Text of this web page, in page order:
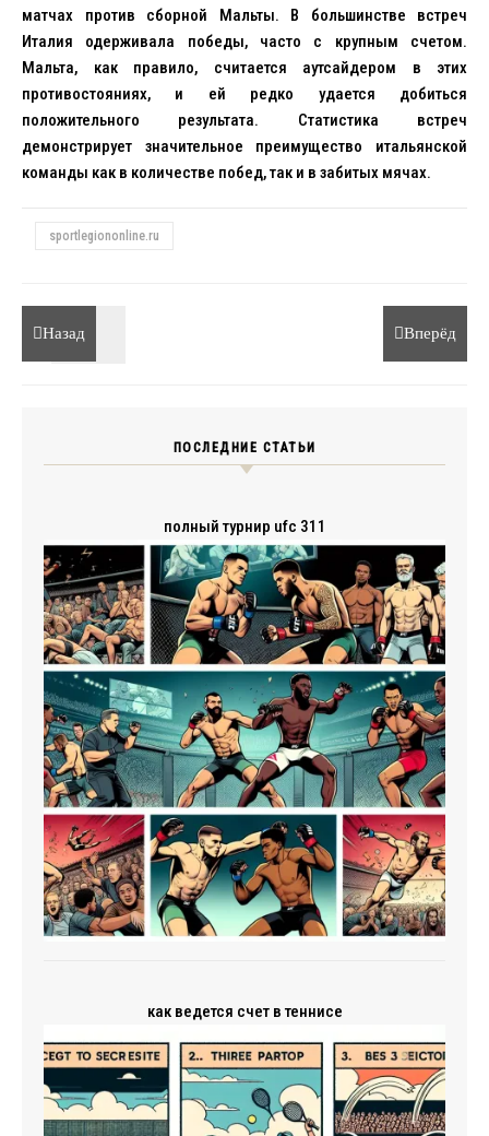
матчах против сборной Мальты. В большинстве встреч
Италия одерживала победы, часто с крупным счетом.
Мальта, как правило, считается аутсайдером в этих
противостояниях, и ей редко удается добиться
положительного результата. Статистика встреч
демонстрирует значительное преимущество итальянской
команды как в количестве побед, так и в забитых мячах.
sportlegiononline.ru
Назад Вперёд
ПОСЛЕДНИЕ СТАТЬИ
полный турнир ufc 311
как ведется счет в теннисе